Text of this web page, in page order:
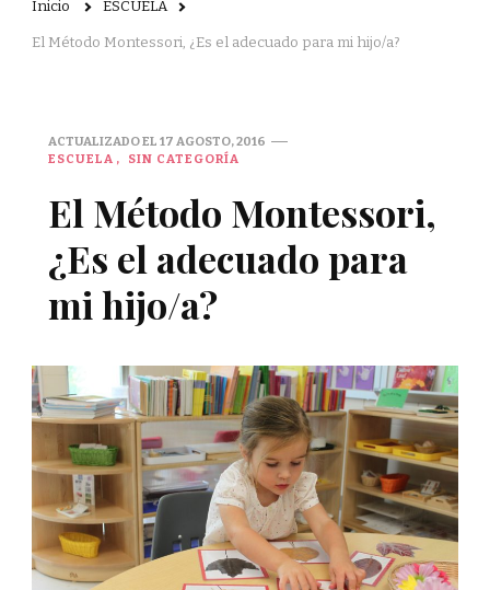
Inicio ESCUELA
El Método Montessori, ¿Es el adecuado para mi hijo/a?
ACTUALIZADO EL 17 AGOSTO, 2016
ESCUELA
SIN CATEGORÍA
El Método Montessori,
¿Es el adecuado para
mi hijo/a?